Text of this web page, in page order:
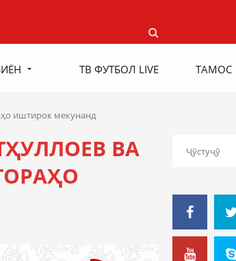
ТВ ФУТБОЛ LIVE ТАМОС
иштирок мекунанд
ВА